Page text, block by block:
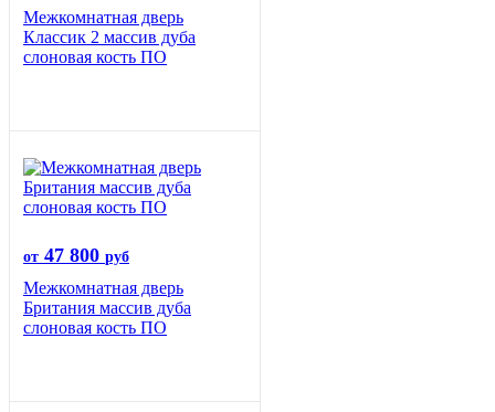
Межкомнатная дверь
Классик 2 массив дуба
слоновая кость ПО
от 47 800 руб
Межкомнатная дверь
Британия массив дуба
слоновая кость ПО